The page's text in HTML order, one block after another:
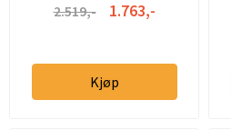
2.519,- 1.763,-
Kjøp